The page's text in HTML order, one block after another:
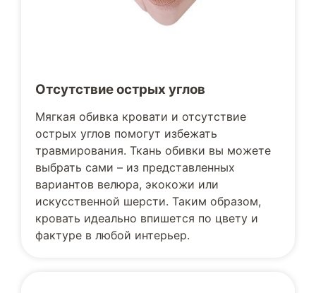
Отсутствие острых углов
Мягкая обивка кровати и отсутствие
острых углов помогут избежать
травмирования. Ткань обивки вы можете
выбрать сами – из представленных
вариантов велюра, экокожи или
искусственной шерсти. Таким образом,
кровать идеально впишется по цвету и
фактуре в любой интерьер.